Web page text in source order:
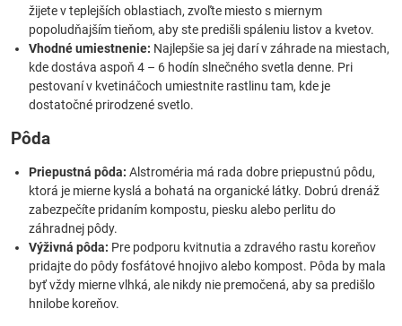
žijete v teplejších oblastiach, zvoľte miesto s miernym
popoludňajším tieňom, aby ste predišli spáleniu listov a kvetov.
Vhodné umiestnenie: Najlepšie sa jej darí v záhrade na miestach,
kde dostáva aspoň 4 – 6 hodín slnečného svetla denne. Pri
pestovaní v kvetináčoch umiestnite rastlinu tam, kde je
dostatočné prirodzené svetlo.
Pôda
Priepustná pôda: Alstroméria má rada dobre priepustnú pôdu,
ktorá je mierne kyslá a bohatá na organické látky. Dobrú drenáž
zabezpečíte pridaním kompostu, piesku alebo perlitu do
záhradnej pôdy.
Výživná pôda: Pre podporu kvitnutia a zdravého rastu koreňov
pridajte do pôdy fosfátové hnojivo alebo kompost. Pôda by mala
byť vždy mierne vlhká, ale nikdy nie premočená, aby sa predišlo
hnilobe koreňov.